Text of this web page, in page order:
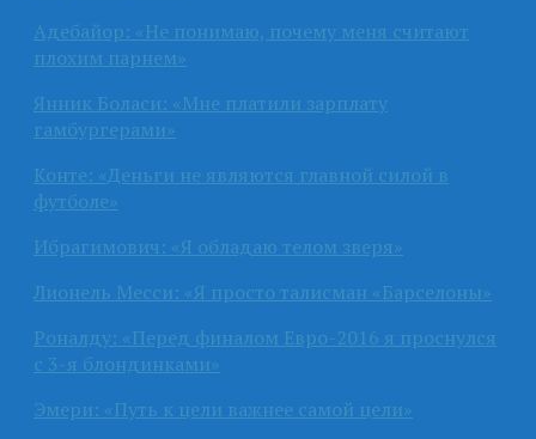
Адебайор: «Не понимаю, почему меня считают
плохим парнем»
Янник Боласи: «Мне платили зарплату
гамбургерами»
Конте: «Деньги не являются главной силой в
футболе»
Ибрагимович: «Я обладаю телом зверя»
Лионель Месси: «Я просто талисман «Барселоны»
Роналду: «Перед финалом Евро-2016 я проснулся
с 3-я блондинками»
Эмери: «Путь к цели важнее самой цели»